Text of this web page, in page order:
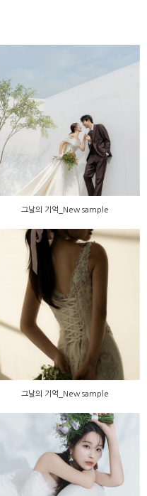
그날의 기억_New sample
그날의 기억_New sample
그날의 기억_New sample
그날의 기억_New sample
그날의 기억_New sample